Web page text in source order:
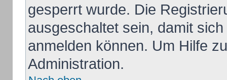
gesperrt wurde. Die
ausgeschaltet sein, damit
anmelden können. Um Hilfe
Administration.